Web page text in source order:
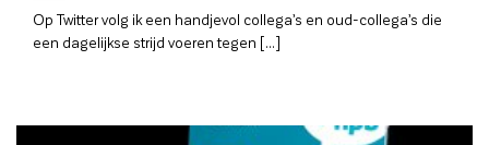
Op Twitter volg ik een handjevol collega’s en oud-collega’s die
een dagelijkse strijd voeren tegen [...]